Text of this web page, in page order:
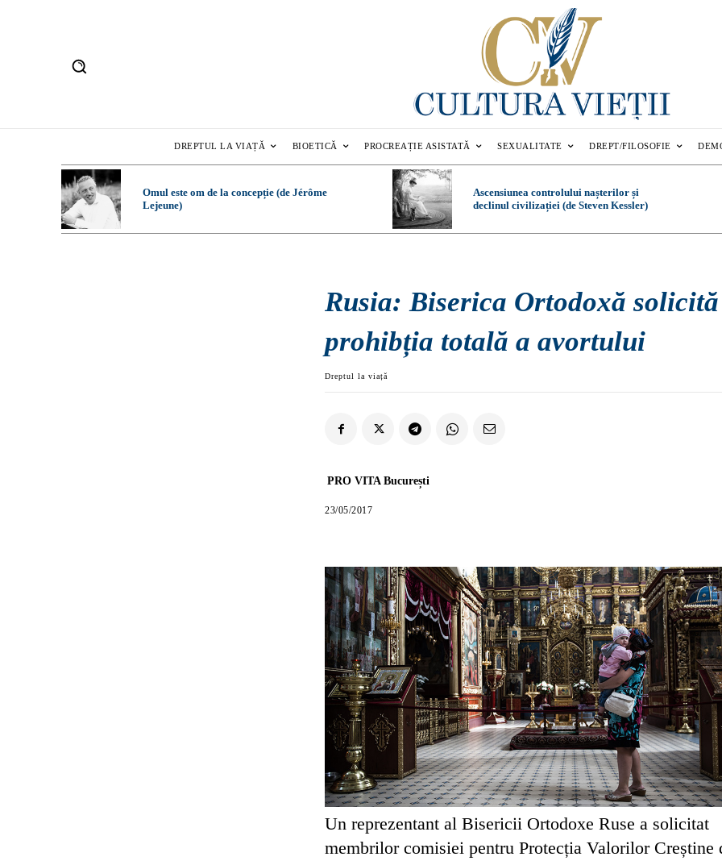
DREPTUL LA VIAȚĂ BIOETICĂ PROCREAȚIE ASISTATĂ SEXUALITATE DREPT/FILOSOFIE
Omul este om de la concepție (de Jérôme
Lejeune)
Ascensiunea controlului nașterilor și
declinul civilizației (de Steven Kessler)
Rusia: Biserica Ortodoxă solicită
prohibția totală a avortului
Dreptul la viață
PRO VITA București
23/05/2017
Un reprezentant al Bisericii Ortodoxe Ruse a solicitat
membrilor comisiei pentru Protecția Valorilor Creștine